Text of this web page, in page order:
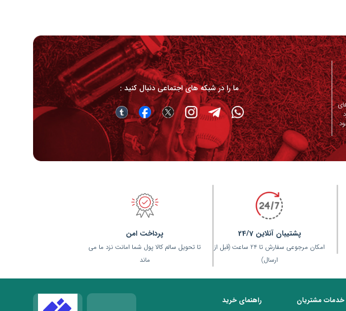
ما را در شبکه های اجتماعی دنبال کنید :
پشتیبان آنلاین 24/7
امکان مرجوعی سفارش تا 24 ساعت (قبل از
ارسال)
پرداخت امن
تا تحویل سالم کالا پول شما امانت نزد ما می
ماند
خدمات مشتریان راهنمای خرید